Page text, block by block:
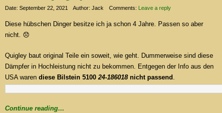
Date: September 22, 2021 Author: Jack Comments: Leave a reply
Diese hübschen Dinger besitze ich ja schon 4 Jahre. Passen so aber
nicht. 😞
Quigley baut original Teile ein soweit, wie geht. Dummerweise sind diese
Dämpfer in Hochleistung nicht zu bekommen. Entgegen der Info aus den
USA waren diese Bilstein 510024-186018nicht passend .
Continue reading…